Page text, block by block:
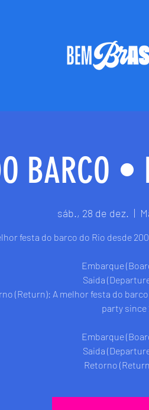
BARCO
sáb., 28 de dez.
  |
festa do barco do Rio desde
Embarque
Saida
(Return): A melhor festa do barco
party since
Embarque
Saida
Retorno